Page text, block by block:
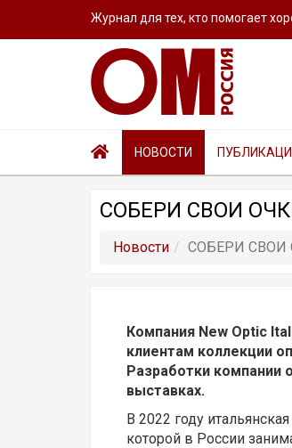
Журнал для тех, кто помогает
НОВОСТИ
СОБЕРИ СВОИ
Новости СОБЕРИ СВОИ
Компания New Optic
клиентам коллекции
Разработки
выставках.
В 2022 году
которой в России